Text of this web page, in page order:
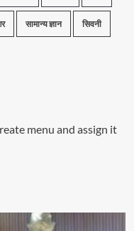
सामान्य ज्ञान सिवनी
menu and assign it